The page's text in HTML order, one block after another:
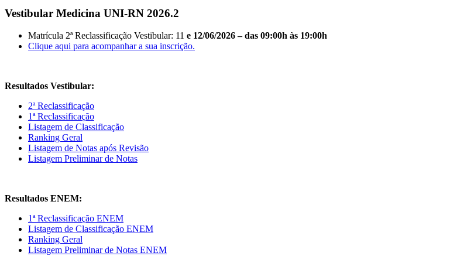
Vestibular Medicina UNI-RN 2026.2
Matrícula 2ª Reclassificação Vestibular: 11 e 12/06/2026 – das 09:00h às 19:00h
Clique aqui para acompanhar a sua inscrição.
Resultados Vestibular:
2ª Reclassificação
1ª Reclassificação
Listagem de Classificação
Ranking Geral
Listagem de Notas após Revisão
Listagem Preliminar de Notas
Resultados ENEM:
1ª Reclassificação ENEM
Listagem de Classificação ENEM
Ranking Geral
Listagem Preliminar de Notas ENEM